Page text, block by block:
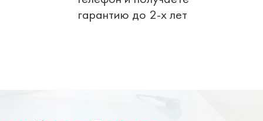
гарантию до 2-х лет